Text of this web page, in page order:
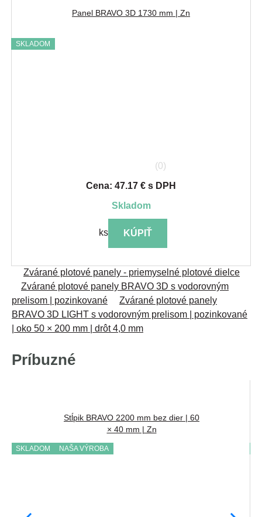
Panel BRAVO 3D 1730 mm | Zn
SKLADOM
(0)
Cena: 47.17 € s DPH
skladom
ks KÚPIŤ
Zvárané plotové panely - priemyselné plotové dielce
Zvárané plotové panely BRAVO 3D s vodorovným
prelisom | pozinkované
Zvárané plotové panely
BRAVO 3D LIGHT s vodorovným prelisom | pozinkované
| oko 50 × 200 mm | drôt 4,0 mm
Príbuzné
Stĺpik BRAVO 2200 mm bez dier | 60
× 40 mm | Zn
SKLADOM NAŠA VÝROBA